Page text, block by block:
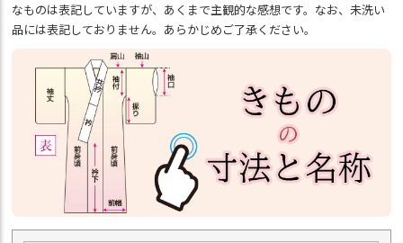
なものは表記していますが、あくまで主観的な感想です。なお、未洗い
品には表記しておりません。あらかじめご了承ください。